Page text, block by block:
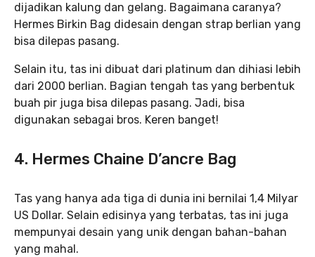
dijadikan kalung dan gelang. Bagaimana caranya?
Hermes Birkin Bag didesain dengan strap berlian yang
bisa dilepas pasang.
Selain itu, tas ini dibuat dari platinum dan dihiasi lebih
dari 2000 berlian. Bagian tengah tas yang berbentuk
buah pir juga bisa dilepas pasang. Jadi, bisa
digunakan sebagai bros. Keren banget!
4. Hermes Chaine D’ancre Bag
Tas yang hanya ada tiga di dunia ini bernilai 1,4 Milyar
US Dollar. Selain edisinya yang terbatas, tas ini juga
mempunyai desain yang unik dengan bahan-bahan
yang mahal.